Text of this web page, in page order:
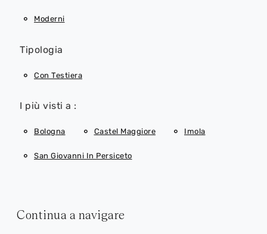
Moderni
Tipologia
Con Testiera
I più visti a :
Bologna Castel Maggiore Imola
San Giovanni In Persiceto
Continua a navigare